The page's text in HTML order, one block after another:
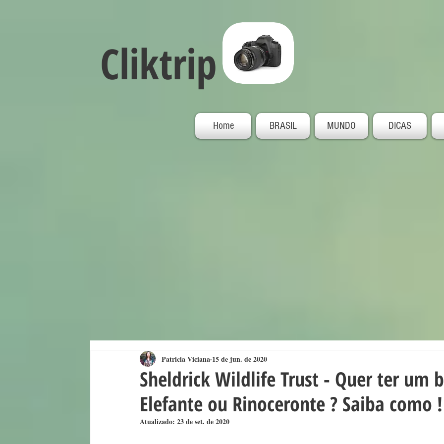
Cliktrip
Home BRASIL MUNDO DICAS
Sheldrick Wildlife Trust - Quer ter um
Elefante ou Rinoceronte ? Saiba como !
Patricia Viciana 15 de jun. de 2020
Atualizado: 23 de set. de 2020